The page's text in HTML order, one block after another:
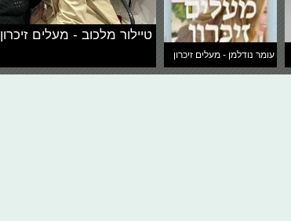
עומר נודלמן - מעלים זיכרון
טיילור מלכוב - מעלים זיכרון